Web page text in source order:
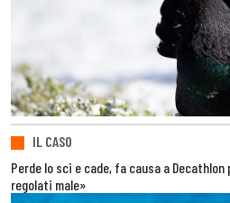
IL CASO
Perde lo sci e cade, fa causa a
regolati male»